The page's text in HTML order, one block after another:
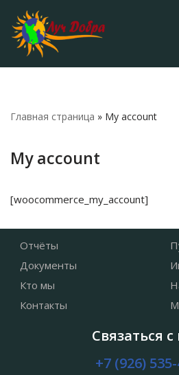
Перейти
содержимому
Главная страница » My account
My account
[woocommerce_my_account]
Отчёты
Документы
Кто мы
Контакты
Связаться
+7 (926)